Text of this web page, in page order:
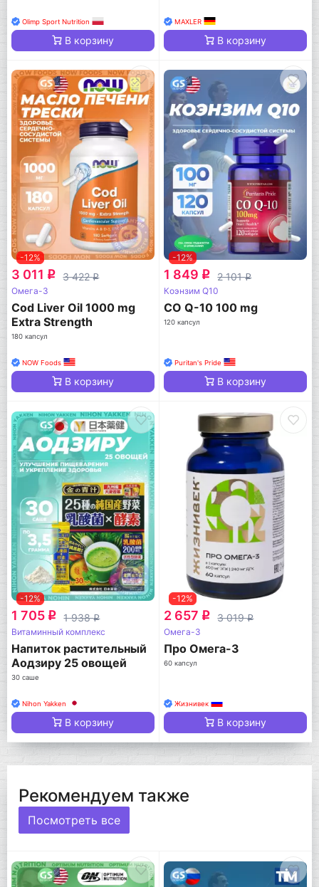
Olimp Sport Nutrition
В корзину
MAXLER
В корзину
-12%
3 011 q 3 422q
Омега-3
Cod Liver Oil 1000 mg
Extra Strength
180 капсул
NOW Foods
В корзину
-12%
1 849 q 2 101q
Коэнзим Q10
CO Q-10 100 mg
120 капсул
Puritan's Pride
В корзину
-12%
1 705 q 1 938q
Витаминный комплекс
Напиток растительный
Аодзиру 25 овощей
30 саше
Nihon Yakken
В корзину
-12%
2 657 q 3 019q
Омега-3
Про Омега-3
60 капсул
Жизнивек
В корзину
Рекомендуем также
Посмотреть все